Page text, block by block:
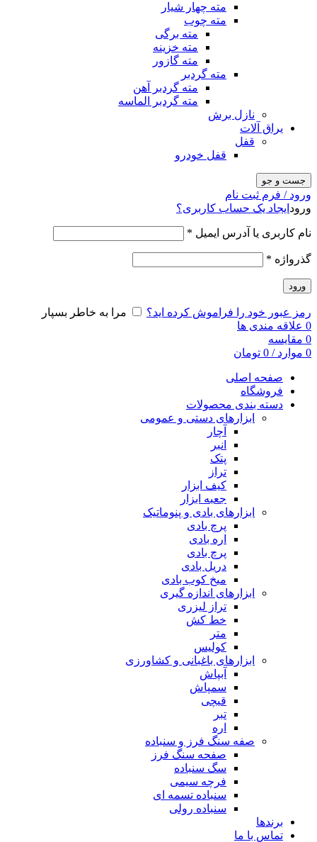
مته چهار شیار
مته چوب
مته برگی
مته خزینه
مته گازور
مته گردبر
مته گردبر آهن
مته گردبر الماسه
نازل برش
یراق آلات
قفل
قفل خودرو
جست و جو
ورود / فرم ثبت نام
ورود ایجاد یک حساب کاربری؟
نام کاربری یا آدرس ایمیل *
گذرواژه *
ورود
رمز عبور خود را فراموش کرده اید؟
مرا به خاطر بسپار
0 علاقه مندی ها
0 مقایسه
0 موارد /
0 تومان
صفحه اصلی
فروشگاه
دسته بندی محصولات
ابزارهای دستی و عمومی
آچار
انبر
پتک
تراز
کیف ابزار
جعبه ابزار
ابزارهای بادی و پنوماتیک
پرچ بادی
اره بادی
پرچ بادی
دریل بادی
میخ کوب بادی
ابزارهای اندازه گیری
تراز لیزری
خط کش
متر
کولیس
ابزارهای باغبانی و کشاورزی
آبپاش
سمپاش
قیچی
تبر
اره
صفه سنگ فرز و سنباده
صفحه سنگ فرز
سگ سنباده
فرچه سیمی
سنباده تسمه ای
سنباده رولی
برندها
تماس با ما